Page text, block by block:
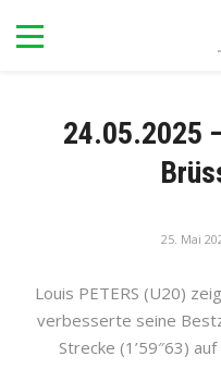
24.05.2025
25. Mai
Louis PETERS (U20)
verbesserte seine
Strecke (1’59″63)